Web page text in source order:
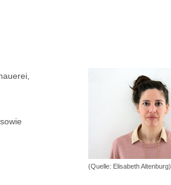
(Quelle: Elisabeth Altenburg)